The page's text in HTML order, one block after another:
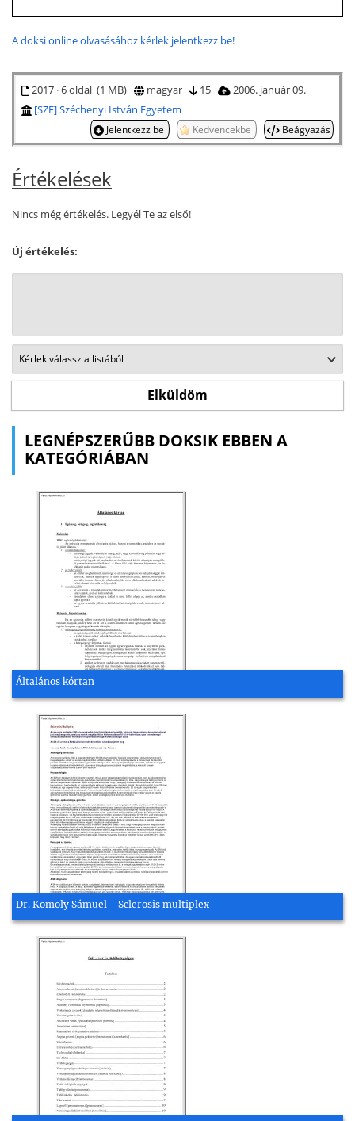
A doksi online olvasásához kérlek jelentkezz be!
2017 · 6 oldal (1 MB) magyar 15
2006. január 09.
[SZE] Széchenyi István Egyetem
Jelentkezz be Kedvencekbe Beágyazás
Értékelések
Nincs még értékelés. Legyél Te az első!
Új értékelés:
LEGNÉPSZERŰBB DOKSIK EBBEN A
KATEGÓRIÁBAN
Általános kórtan
Dr. Komoly Sámuel - Sclerosis multiplex